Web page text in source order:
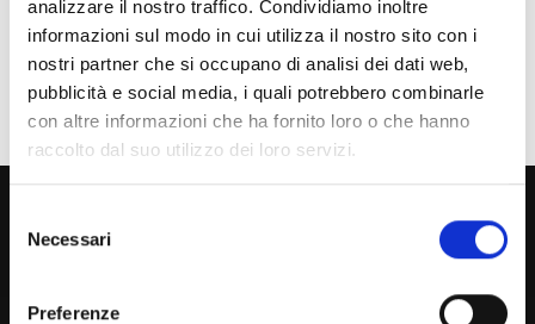
analizzare il nostro traffico. Condividiamo inoltre
informazioni sul modo in cui utilizza il nostro sito con i
nostri partner che si occupano di analisi dei dati web,
pubblicità e social media, i quali potrebbero combinarle
con altre informazioni che ha fornito loro o che hanno
raccolto dal suo utilizzo dei loro servizi.
delNecessari
Preferenze
Personale
Ente o Impresa
Lun. - Ven. dalle 09:00 alle 18:00 e Sab. dalle 9:00 alle 13:00